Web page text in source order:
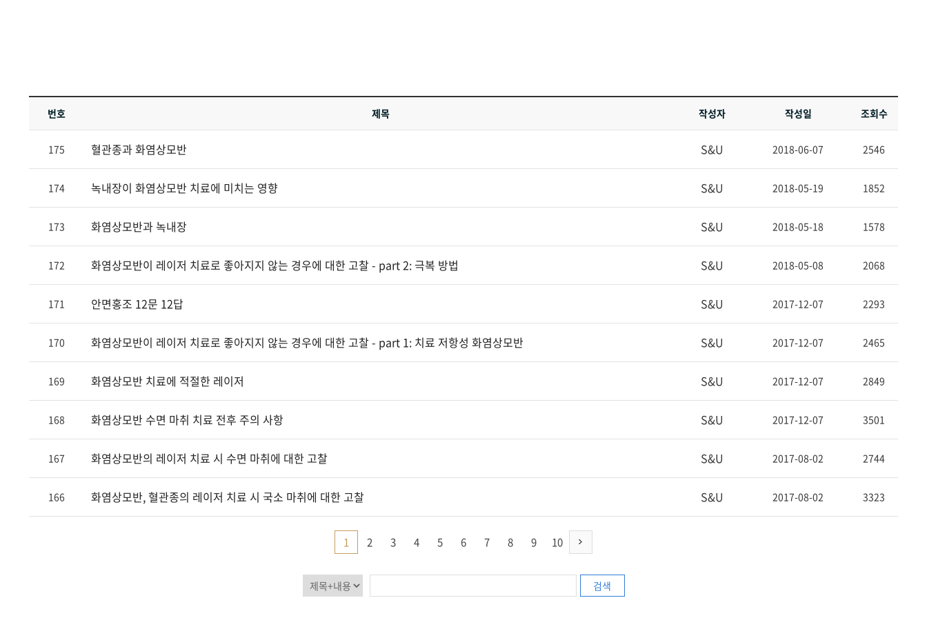
번호 제목 작성자 작성일 조회수
175 혈관종과 화염상모반 S&U 2018-06-07 2546
174 녹내장이 화염상모반 치료에 미치는 영향 S&U 2018-05-19 1852
173 화염상모반과 녹내장 S&U 2018-05-18 1578
172 화염상모반이 레이저 치료로 좋아지지 않는 경우에 대한 고찰 - part 2: 극복 방법 S&U 2018-05-08 2068
171 안면홍조 12문 12답 S&U 2017-12-07 2293
170 화염상모반이 레이저 치료로 좋아지지 않는 경우에 대한 고찰 - part 1: 치료 저항성 화염상모반 S&U 2017-12-07 2465
169 화염상모반 치료에 적절한 레이저 S&U 2017-12-07 2849
168 화염상모반 수면 마취 치료 전후 주의 사항 S&U 2017-12-07 3501
167 화염상모반의 레이저 치료 시 수면 마취에 대한 고찰 S&U 2017-08-02 2744
166 화염상모반, 혈관종의 레이저 치료 시 국소 마취에 대한 고찰 S&U 2017-08-02 3323
1 2 3 4 5 6 7 8 9 10
검색